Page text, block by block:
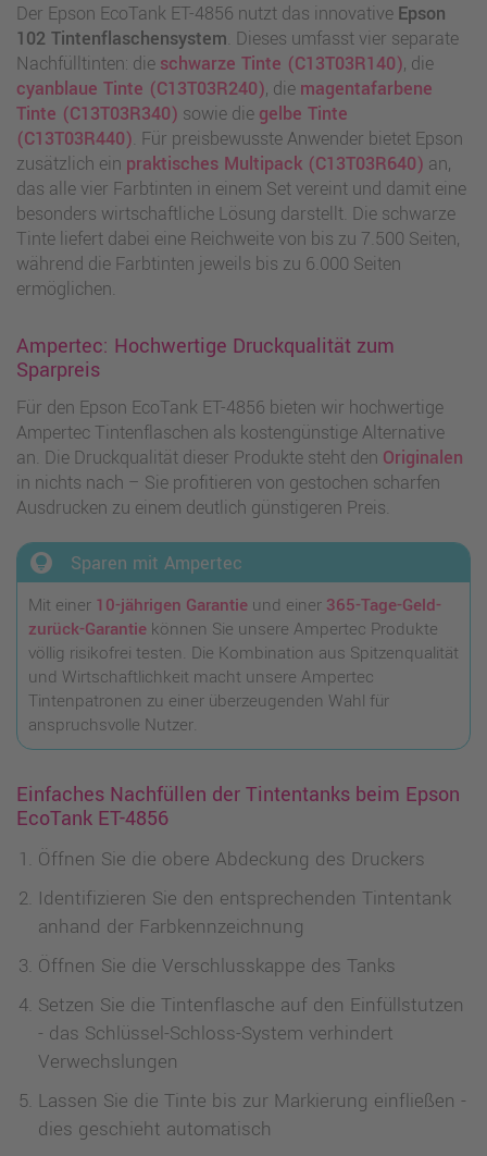
Der Epson EcoTank ET-4856 nutzt das innovative Epson
102 Tintenflaschensystem. Dieses umfasst vier separate
Nachfülltinten: die schwarze Tinte (C13T03R140), die
cyanblaue Tinte (C13T03R240), die magentafarbene
Tinte (C13T03R340) sowie die gelbe Tinte
(C13T03R440). Für preisbewusste Anwender bietet Epson
zusätzlich ein praktisches Multipack (C13T03R640) an,
das alle vier Farbtinten in einem Set vereint und damit eine
besonders wirtschaftliche Lösung darstellt. Die schwarze
Tinte liefert dabei eine Reichweite von bis zu 7.500 Seiten,
während die Farbtinten jeweils bis zu 6.000 Seiten
ermöglichen.
Ampertec: Hochwertige Druckqualität zum
Sparpreis
Für den Epson EcoTank ET-4856 bieten wir hochwertige
Ampertec Tintenflaschen als kostengünstige Alternative
an. Die Druckqualität dieser Produkte steht den Originalen
in nichts nach – Sie profitieren von gestochen scharfen
Ausdrucken zu einem deutlich günstigeren Preis.
lightbulb_circle Sparen mit Ampertec
Mit einer 10-jährigen Garantieund einer 365-Tage-Geld-
zurück-Garantiekönnen Sie unsere Ampertec Produkte
völlig risikofrei testen. Die Kombination aus Spitzenqualität
und Wirtschaftlichkeit macht unsere Ampertec
Tintenpatronen zu einer überzeugenden Wahl für
anspruchsvolle Nutzer.
Einfaches Nachfüllen der Tintentanks beim Epson
EcoTank ET-4856
Öffnen Sie die obere Abdeckung des Druckers
Identifizieren Sie den entsprechenden Tintentank
anhand der Farbkennzeichnung
Öffnen Sie die Verschlusskappe des Tanks
Setzen Sie die Tintenflasche auf den Einfüllstutzen
- das Schlüssel-Schloss-System verhindert
Verwechslungen
Lassen Sie die Tinte bis zur Markierung einfließen -
dies geschieht automatisch